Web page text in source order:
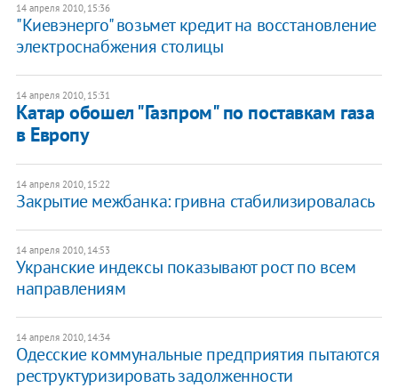
14 апреля 2010, 15:36
"Киевэнерго" возьмет кредит на восстановление
электроснабжения столицы
14 апреля 2010, 15:31
Катар обошел "Газпром" по поставкам газа
в Европу
14 апреля 2010, 15:22
Закрытие межбанка: гривна стабилизировалась
14 апреля 2010, 14:53
Укранские индексы показывают рост по всем
направлениям
14 апреля 2010, 14:34
Одесские коммунальные предприятия пытаются
реструктуризировать задолженности